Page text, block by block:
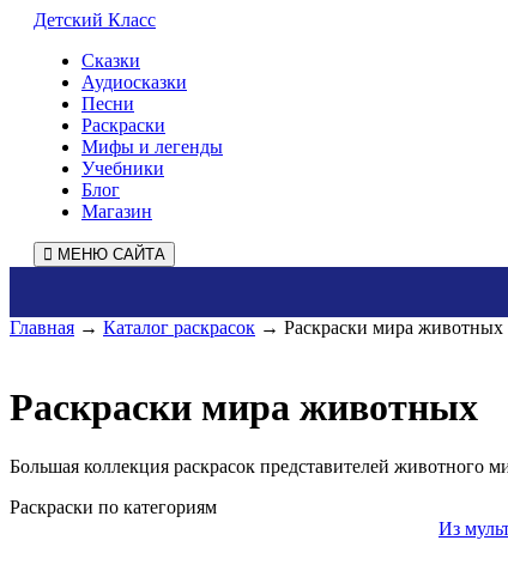
Детский Класс
Сказки
Аудиосказки
Песни
Раскраски
Мифы и легенды
Учебники
Блог
Магазин
МЕНЮ САЙТА
Главная → Каталог раскрасок → Раскраски мира животных
Раскраски мира животных
Большая коллекция раскрасок представителей животного
Раскраски по категориям
Из